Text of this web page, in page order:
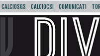
CALCIOSGS CALCIOCSI COMUNICATI